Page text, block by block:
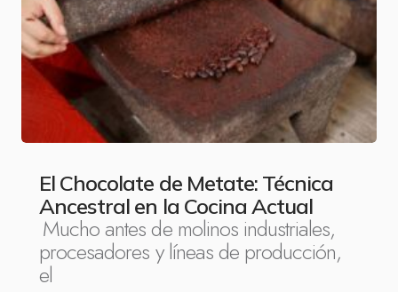
El Chocolate de Metate: Técnica
Ancestral en la Cocina Actual
Mucho antes de molinos industriales,
procesadores y líneas de producción,
el